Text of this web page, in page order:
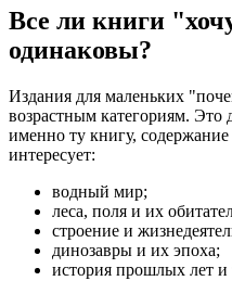
Все ли книги
одинаковы?
Издания для маленьких
возрастным категориям. Это
именно ту книгу,
интересует:
водный мир;
леса, поля и их
строение и
динозавры и их эпоха;
история прошлых лет и